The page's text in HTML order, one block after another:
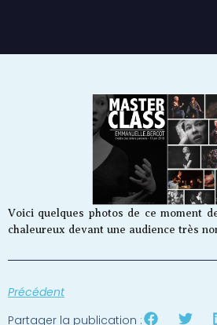
Voici quelques photos de ce moment
chaleureux devant une audience très
Précédent
Partager la publication :